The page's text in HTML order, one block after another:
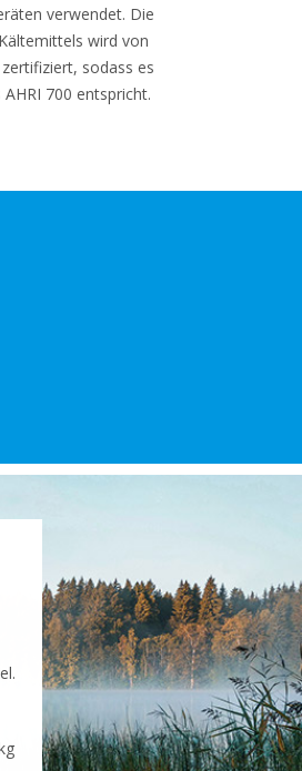
verwendet. Die
wird von
sodass es
700 entspricht.